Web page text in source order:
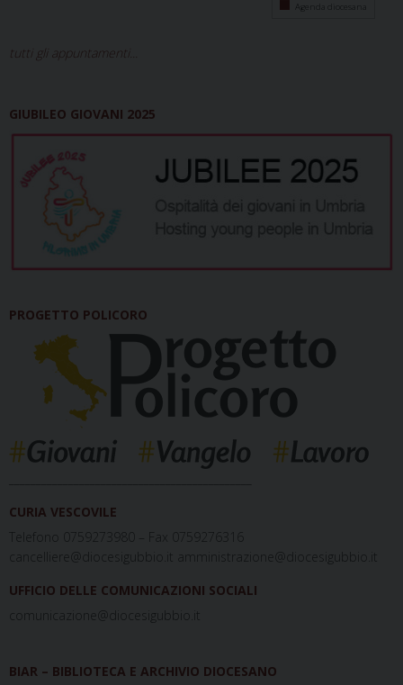
Agenda diocesana
tutti gli appuntamenti...
GIUBILEO GIOVANI 2025
PROGETTO POLICORO
CURIA VESCOVILE
Telefono 0759273980 – Fax 0759276316
cancelliere@diocesigubbio.it amministrazione@diocesigubbio.it
UFFICIO DELLE COMUNICAZIONI SOCIALI
comunicazione@diocesigubbio.it
BIAR – BIBLIOTECA E ARCHIVIO DIOCESANO